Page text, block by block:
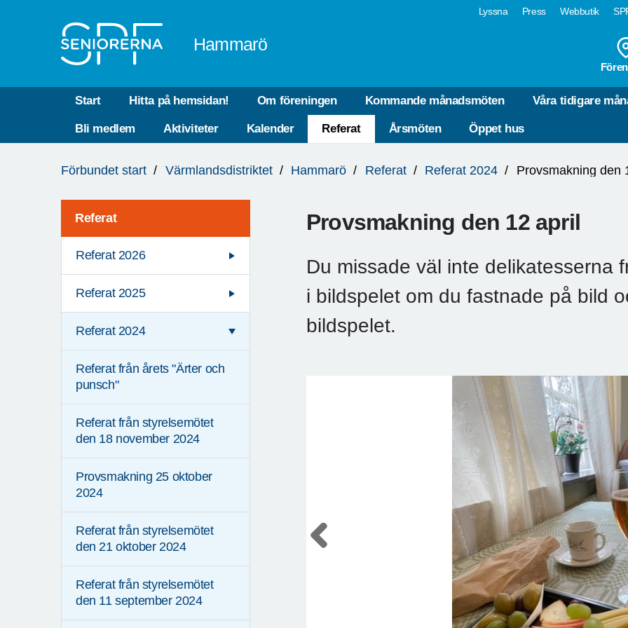
Lyssna Press Webbutik
Hammarö
Start Hitta på hemsidan! Om föreningen Kommande månadsmöten Våra tidigare
Bli medlem Aktiviteter Kalender Referat Årsmöten Öppet hus
är
Förbundet start Värmlandsdistriktet Hammarö Referat Referat 2024 Provsmakning den
Referat
Referat 2026
Referat 2025
Referat 2024
Referat från årets "Ärter och
punsch"
Referat från styrelsemötet
den 18 november 2024
Provsmakning 25 oktober
2024
Referat från styrelsemötet
den 21 oktober 2024
Referat från styrelsemötet
den 11 september 2024
Provsmakning den 12 april
Du missade väl inte delikatesserna
i bildspelet om du fastnade på bild
bildspelet.